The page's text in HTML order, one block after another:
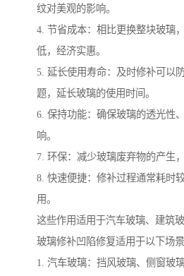
纹对美观的影响。
4. 节省成本：相比更换整块玻璃
低，经济实惠。
5. 延长使用寿命：及时修补可以
题，延长玻璃的使用时间。
6. 保持功能：确保玻璃的透光性
响。
7. 环保：减少玻璃废弃物的产生
8. 快速便捷：修补过程通常耗时
用。
这些作用适用于汽车玻璃、建筑
玻璃修补凹陷修复适用于以下场景
1. 汽车玻璃：挡风玻璃、侧窗玻